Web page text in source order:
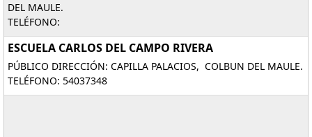
DEL MAULE.
TELÉFONO:
ESCUELA CARLOS DEL CAMPO RIVERA
PÚBLICO DIRECCIÓN: CAPILLA PALACIOS, COLBUN DEL MAULE.
TELÉFONO: 54037348